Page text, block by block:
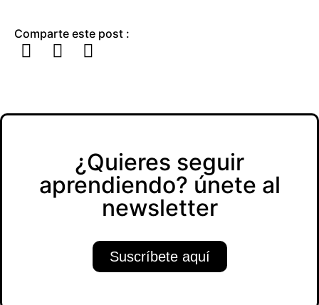
Comparte este post :
¿Quieres seguir
aprendiendo? únete al
newsletter
Suscríbete aquí